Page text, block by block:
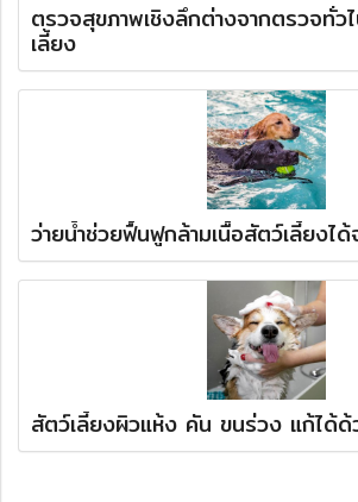
ตรวจสุขภาพเชิงลึกต่างจากตรวจทั่ว
เลี้ยง
ว่ายน้ำช่วยฟื้นฟูกล้ามเนื้อสัตว์เลี้ยงไ
สัตว์เลี้ยงผิวแห้ง คัน ขนร่วง แก้ได้